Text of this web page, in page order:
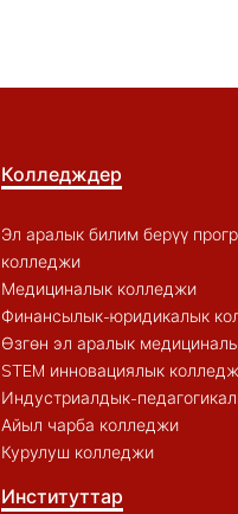
Колледждер
Эл аралык билим берүү
колледжи
Медициналык колледжи
Финансылык-юридикалык
Өзгөн эл аралык
STEM инновациялык
Индустриалдык-
Айыл чарба колледжи
Курулуш колледжи
Институттар